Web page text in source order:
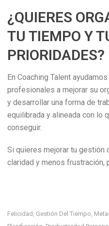
¿QUIERES
TU TIEMPO Y
PRIORIDADES?
En Coaching Talent
profesionales a mejorar su
y desarrollar una forma de
equilibrada y alineada con lo
conseguir.
Si quieres mejorar tu gestión
claridad y menos frustración,
Felicidad , Gestión Del Tiempo,